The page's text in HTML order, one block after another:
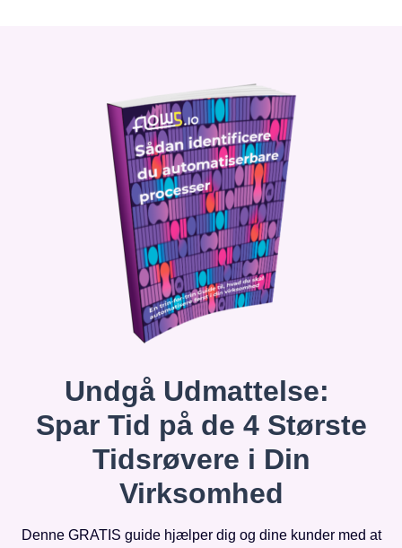
Undgå Udmattelse:
Spar Tid på de 4 Største
Tidsrøvere i Din
Virksomhed
Denne GRATIS guide hjælper dig og dine kunder med at